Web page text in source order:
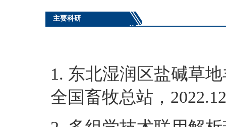
主要科研
1. 东北湿润区盐碱草
全国畜牧总站，